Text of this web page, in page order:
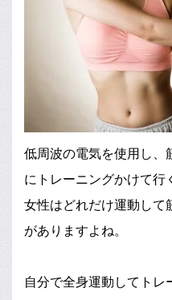
低周波の電気を使用し、
にトレーニングかけて行
女性はどれだけ運動して
がありますよね。
自分で全身運動してトレ